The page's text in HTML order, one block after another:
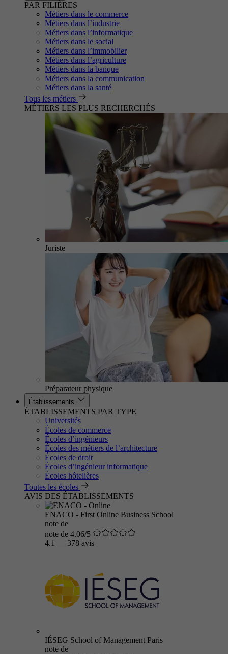
PAR FILIÈRES
Métiers dans le commerce
Métiers dans l’industrie
Métiers dans l’informatique
Métiers dans le social
Métiers dans l’immobilier
Métiers dans l’agriculture
Métiers dans la banque
Métiers dans la communication
Métiers dans la santé
Tous les métiers
MÉTIERS LES PLUS RECHERCHÉS
Juriste
Préparateur physique
Établissements
ÉTABLISSEMENTS PAR TYPE
Universités
Écoles de commerce
Écoles d’ingénieurs
Écoles des métiers de l’architecture
Écoles de droit
Écoles d’ingénieur informatique
Écoles hôtelières
Toutes les écoles
AVIS DES ÉTABLISSEMENTS
ENACO - First Online Business School
note de
note de 4.06/5
4.1 — 378 avis
IÉSEG School of Management Paris
note de